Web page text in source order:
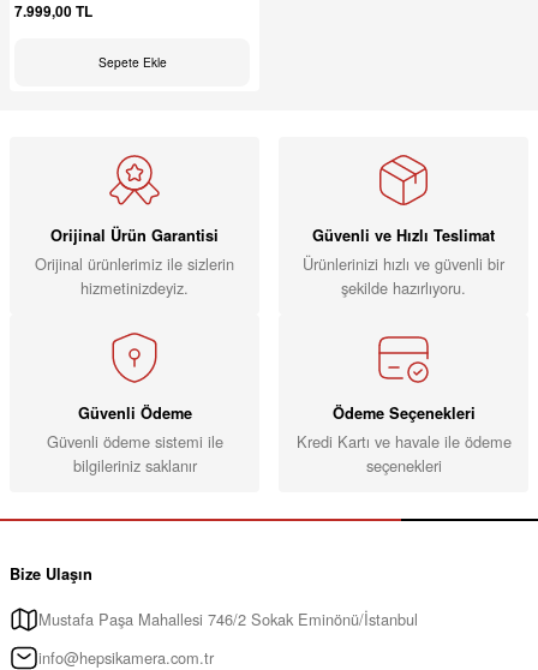
7.999,00 TL
Sepete Ekle
Orijinal Ürün Garantisi
Orijinal ürünlerimiz ile sizlerin
hizmetinizdeyiz.
Güvenli ve Hızlı Teslimat
Ürünlerinizi hızlı ve güvenli bir
şekilde hazırlıyoru.
Güvenli Ödeme
Güvenli ödeme sistemi ile
bilgileriniz saklanır
Ödeme Seçenekleri
Kredi Kartı ve havale ile ödeme
seçenekleri
Bize Ulaşın
Mustafa Paşa Mahallesi 746/2 Sokak Eminönü/İstanbul
info@hepsikamera.com.tr